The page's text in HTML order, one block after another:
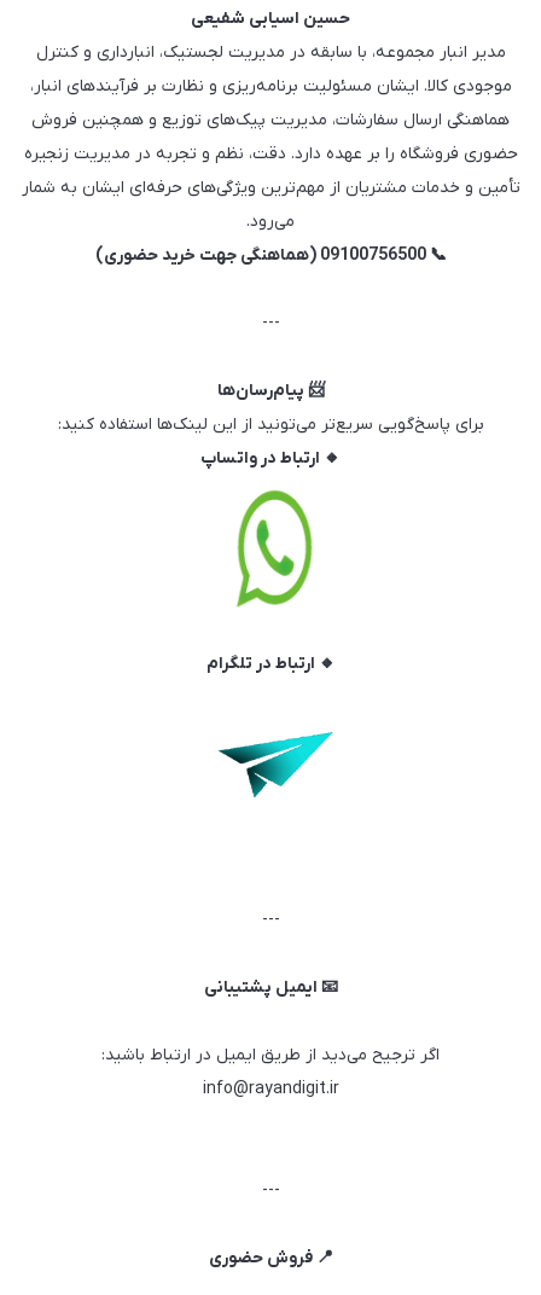
حسین اسیابی شفیعی
مدیر انبار مجموعه، با سابقه در مدیریت لجستیک، انبارداری و کنترل
موجودی کالا. ایشان مسئولیت برنامه‌ریزی و نظارت بر فرآیندهای انبار،
هماهنگی ارسال سفارشات، مدیریت پیک‌های توزیع و همچنین فروش
حضوری فروشگاه را بر عهده دارد. دقت، نظم و تجربه در مدیریت زنجیره
تأمین و خدمات مشتریان از مهم‌ترین ویژگی‌های حرفه‌ای ایشان به شمار
می‌رود.
📞 09100756500 (هماهنگی جهت خرید حضوری)
---
📨 پیام‌رسان‌ها
برای پاسخ‌گویی سریع‌تر می‌تونید از این لینک‌ها استفاده کنید:
🔸 ارتباط در واتساپ
🔸 ارتباط در تلگرام
---
📧 ایمیل پشتیبانی
اگر ترجیح می‌دید از طریق ایمیل در ارتباط باشید:
info@rayandigit.ir
---
📍 فروش حضوری